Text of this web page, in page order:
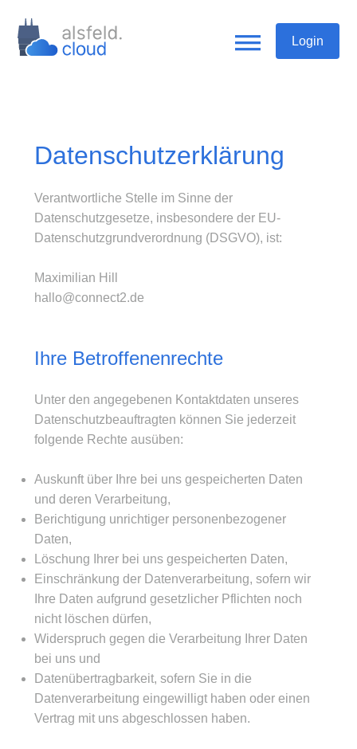
Login
Datenschutzerklärung
Verantwortliche Stelle im Sinne der
Datenschutzgesetze, insbesondere der EU-
Datenschutzgrundverordnung (DSGVO), ist:
Maximilian Hill
hallo@connect2.de
Ihre Betroffenenrechte
Unter den angegebenen Kontaktdaten unseres
Datenschutzbeauftragten können Sie jederzeit
folgende Rechte ausüben:
Auskunft über Ihre bei uns gespeicherten Daten
und deren Verarbeitung,
Berichtigung unrichtiger personenbezogener
Daten,
Löschung Ihrer bei uns gespeicherten Daten,
Einschränkung der Datenverarbeitung, sofern wir
Ihre Daten aufgrund gesetzlicher Pflichten noch
nicht löschen dürfen,
Widerspruch gegen die Verarbeitung Ihrer Daten
bei uns und
Datenübertragbarkeit, sofern Sie in die
Datenverarbeitung eingewilligt haben oder einen
Vertrag mit uns abgeschlossen haben.